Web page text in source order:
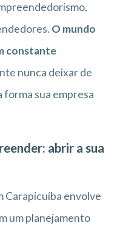
O mundo
constante
nunca deixar de
sua empresa
abrir a sua
Carapicuíba envolve
um planejamento